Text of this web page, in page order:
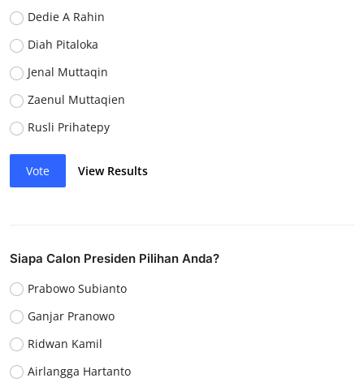
Dedie A Rahin
Diah Pitaloka
Jenal Muttaqin
Zaenul Muttaqien
Rusli Prihatepy
Vote View Results
Siapa Calon Presiden Pilihan Anda?
Prabowo Subianto
Ganjar Pranowo
Ridwan Kamil
Airlangga Hartanto